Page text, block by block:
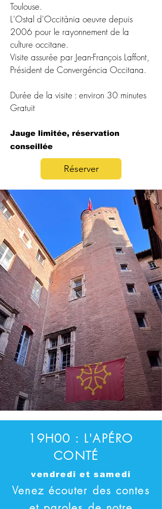
Toulouse.
L'Ostal d'Occitània oeuvre depuis
2006 pour le rayonnement de la
culture occitane.
Visite assurée par Jean-François Laffont,
Président de Convergéncia Occitana.
Durée de la visite : environ 30 minutes
Gratuit
Jauge limitée, réservation
conseillée
Réserver
19H00 : L'APÉRO
CONTÉ
vendredi et samedi
Venez écouter des contes